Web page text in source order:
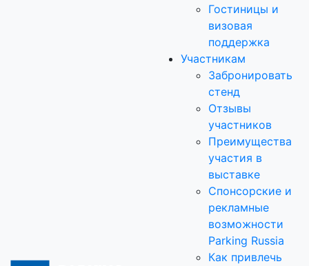
Гостиницы и
визовая
поддержка
Участникам
Забронировать
стенд
Отзывы
участников
Преимущества
участия в
выставке
Спонсорские и
рекламные
возможности
Parking Russia
Как привлечь